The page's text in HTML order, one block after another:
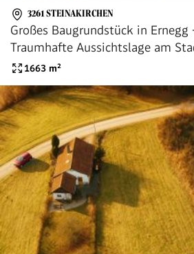
3261 STEINAKIRCHEN
Großes Baugrundstück in Ernegg
Traumhafte Aussichtslage am
1663 m²